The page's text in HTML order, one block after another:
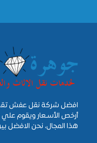
افضل شركة نقل عفش
أرخص الأسـعار ويقوم
هذا المجال، نحن